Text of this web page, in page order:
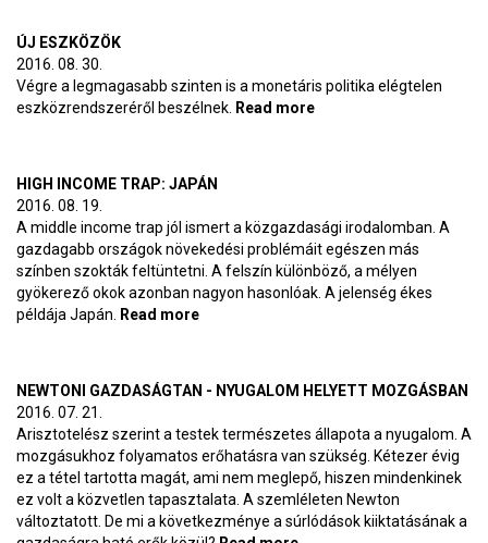
ÚJ ESZKÖZÖK
2016. 08. 30.
Végre a legmagasabb szinten is a monetáris politika elégtelen
eszközrendszeréről beszélnek. Read more
HIGH INCOME TRAP: JAPÁN
2016. 08. 19.
A middle income trap jól ismert a közgazdasági irodalomban. A
gazdagabb országok növekedési problémáit egészen más
színben szokták feltüntetni. A felszín különböző, a mélyen
gyökerező okok azonban nagyon hasonlóak. A jelenség ékes
példája Japán.
Read more
NEWTONI GAZDASÁGTAN - NYUGALOM HELYETT MOZGÁSBAN
2016. 07. 21.
Arisztotelész szerint a testek természetes állapota a nyugalom. A
mozgásukhoz folyamatos erőhatásra van szükség. Kétezer évig
ez a tétel tartotta magát, ami nem meglepő, hiszen mindenkinek
ez volt a közvetlen tapasztalata. A szemléleten Newton
változtatott. De mi a következménye a súrlódások kiiktatásának a